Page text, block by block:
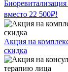
вместо 22 500₽!
Акция на
скидка